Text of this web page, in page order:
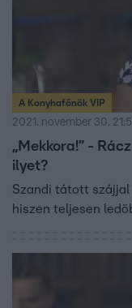
A Konyhafőnök VIP
2021. november 30.
„Mekkora!” -
ilyet?
Szandi tátott
hiszen teljesen